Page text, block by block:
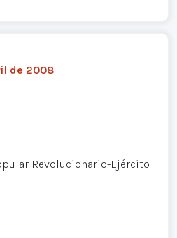
de 2008
Revolucionario-Ejército